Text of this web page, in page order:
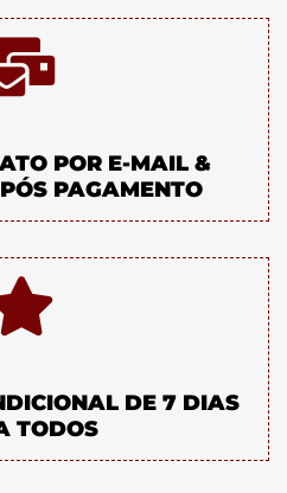
POR E-MAIL &
PAGAMENTO
DE 7 DIAS
TODOS